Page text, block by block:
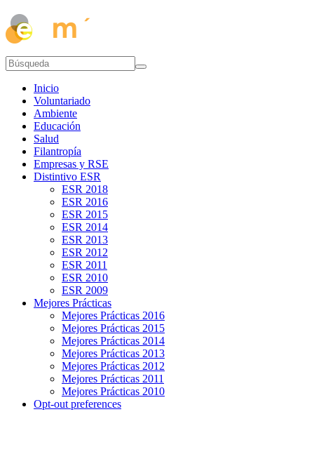
Inicio
Voluntariado
Ambiente
Educación
Salud
Filantropía
Empresas y RSE
Distintivo ESR
ESR 2018
ESR 2016
ESR 2015
ESR 2014
ESR 2013
ESR 2012
ESR 2011
ESR 2010
ESR 2009
Mejores Prácticas
Mejores Prácticas 2016
Mejores Prácticas 2015
Mejores Prácticas 2014
Mejores Prácticas 2013
Mejores Prácticas 2012
Mejores Prácticas 2011
Mejores Prácticas 2010
Opt-out preferences